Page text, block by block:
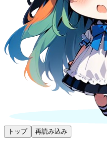
トップ 再読み込み